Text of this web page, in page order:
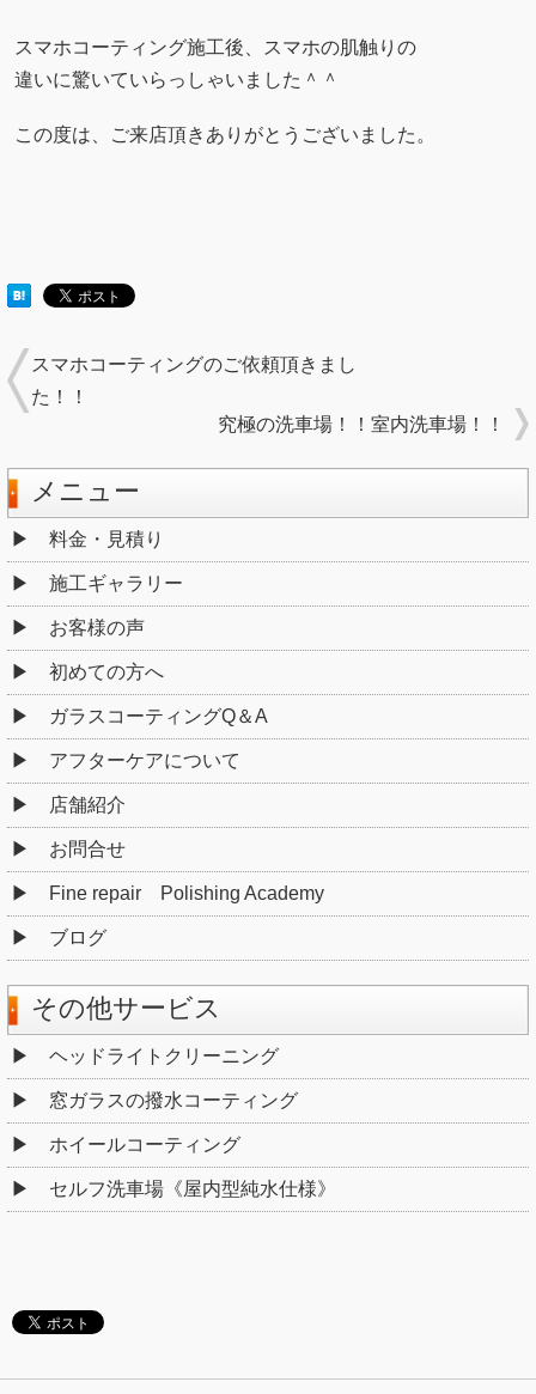
スマホコーティング施工後、スマホの肌触りの
違いに驚いていらっしゃいました＾＾
この度は、ご来店頂きありがとうございました。
スマホコーティングのご依頼頂きまし
た！！
究極の洗車場！！室内洗車場！！
メニュー
料金・見積り
施工ギャラリー
お客様の声
初めての方へ
ガラスコーティングQ＆A
アフターケアについて
店舗紹介
お問合せ
Fine repair Polishing Academy
ブログ
その他サービス
ヘッドライトクリーニング
窓ガラスの撥水コーティング
ホイールコーティング
セルフ洗車場《屋内型純水仕様》